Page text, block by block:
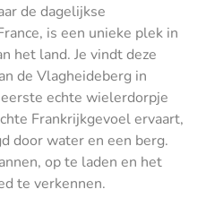
de dagelijkse
is een unieke plek in
het land. Je vindt deze
de Vlagheideberg in
echte wielerdorpje
Frankrijkgevoel ervaart,
door water en een berg.
op te laden en het
te verkennen.